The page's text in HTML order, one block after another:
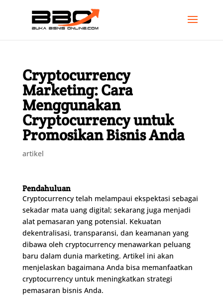
Cryptocurrency
Marketing: Cara
Menggunakan
Cryptocurrency untuk
Promosikan Bisnis Anda
artikel
Pendahuluan
Cryptocurrency telah melampaui ekspektasi sebagai
sekadar mata uang digital; sekarang juga menjadi
alat pemasaran yang potensial. Kekuatan
dekentralisasi, transparansi, dan keamanan yang
dibawa oleh cryptocurrency menawarkan peluang
baru dalam dunia marketing. Artikel ini akan
menjelaskan bagaimana Anda bisa memanfaatkan
cryptocurrency untuk meningkatkan strategi
pemasaran bisnis Anda.